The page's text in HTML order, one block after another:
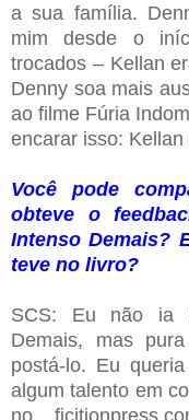
a sua família.
mim desde o
trocados – Kellan
Denny soa mais
ao filme Fúria
encarar isso:
Você pode
obteve o
Intenso Demais?
teve no livro?
SCS: Eu não ia
Demais, mas
postá-lo. Eu
algum talento em
no